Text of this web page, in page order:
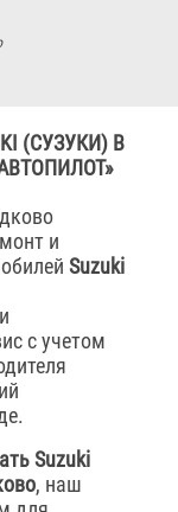
(СУЗУКИ) В
и
Suzuki
с учетом
Suzuki
, наш